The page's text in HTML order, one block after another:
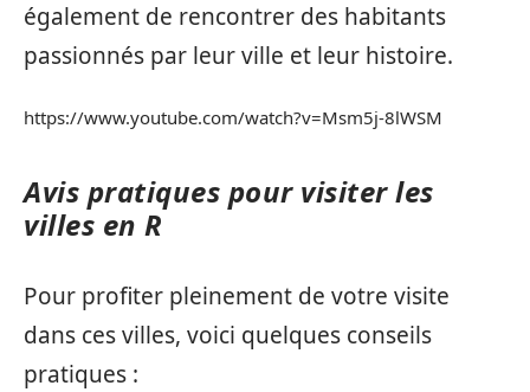
également de rencontrer des habitants
passionnés par leur ville et leur histoire.
https://www.youtube.com/watch?v=Msm5j-8lWSM
Avis pratiques pour visiter les
villes en R
Pour profiter pleinement de votre visite
dans ces villes, voici quelques conseils
pratiques :